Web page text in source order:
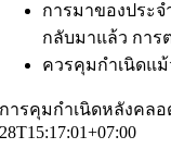
การมาของประ
กลับมาแล้ว การ
ควรคุมกำเนิดแม้
การคุมกำเนิดหลังคลอ
28T15:17:01+07:00